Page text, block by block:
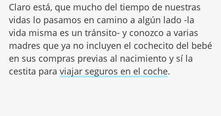
Claro está, que mucho del tiempo de nuestras
vidas lo pasamos en camino a algún lado -la
vida misma es un tránsito- y conozco a varias
madres que ya no incluyen el cochecito del bebé
en sus compras previas al nacimiento y sí la
cestita para viajar seguros en el coche.